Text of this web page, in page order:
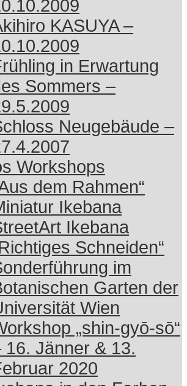
KASUYA –
in Erwartung
Sommers –
Neugebäude –
Workshops
dem Rahmen“
Ikebana
Ikebana
Schneiden“
im
Garten der
Wien
„shin-gyō-sō“
16. Jänner & 13.
2020